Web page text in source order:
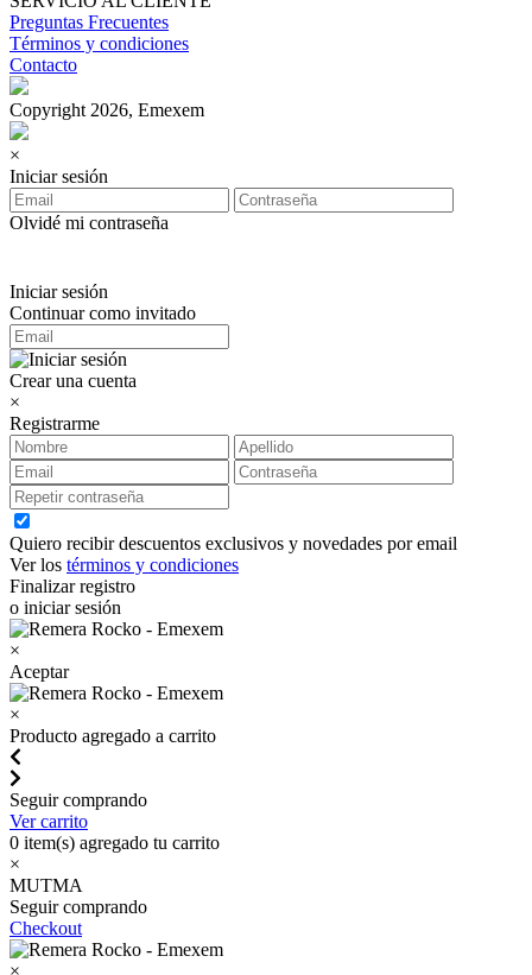
Preguntas Frecuentes
Términos y condiciones
Contacto
Copyright 2026, Emexem
×
Iniciar sesión
Olvidé mi contraseña
Iniciar sesión
Continuar como invitado
Crear una cuenta
×
Registrarme
Quiero recibir descuentos exclusivos y novedades por email
Ver los términos y condiciones
Finalizar registro
o iniciar sesión
×
Aceptar
×
Producto agregado a carrito
Seguir comprando
Ver carrito
0 item(s) agregado tu carrito
×
MUTMA
Seguir comprando
Checkout
×